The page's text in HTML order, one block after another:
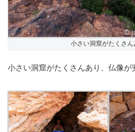
小さい洞窟がたくさん
小さい洞窟がたくさんあり、仏像が